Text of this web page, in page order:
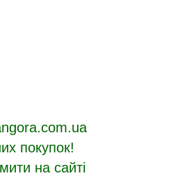
покупок!
на сайті